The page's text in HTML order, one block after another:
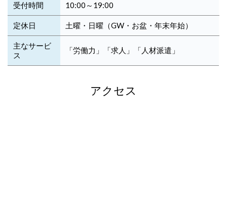
受付時間 10:00～19:00
定休日 土曜・日曜（GW・お盆・年末年始）
主なサービ
ス
「労働力」「求人」「人材派遣」
アクセス